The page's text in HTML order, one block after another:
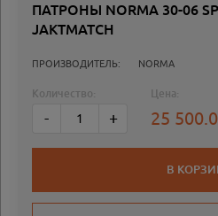
ПАТРОНЫ NORMA 30-06
JAKTMATCH
ПРОИЗВОДИТЕЛЬ: NORMA
Количество:
- +
Цена:
25
В